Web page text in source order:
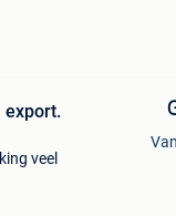
export.
veel